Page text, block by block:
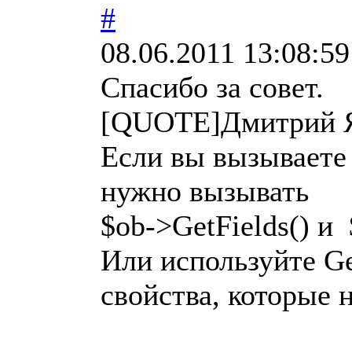
#
08.06.2011 13:08:59
Спасибо за совет.
[QUOTE]Дмитрий
Если вы
нужно вызывать
$ob->GetFields() и
Или используйте
свойства,